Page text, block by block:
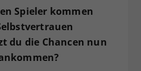
Spieler kommen
du die Chancen nun